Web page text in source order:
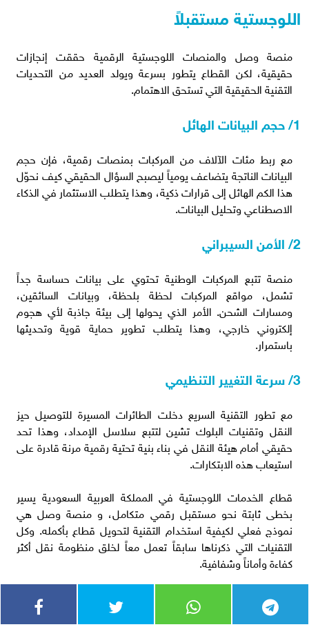
اللوجستية مستقبلاً
منصة وصل والمنصات اللوجستية الرقمية حققت إنجازات
حقيقية، لكن القطاع يتطور بسرعة ويولد العديد من التحديات
التقنية الحقيقية التي تستحق الاهتمام.
1/ حجم البيانات الهائل
مع ربط مئات الآلاف من المركبات بمنصات رقمية، فإن حجم
البيانات الناتجة يتضاعف يومياً ليصبح السؤال الحقيقي كيف نحوّل
هذا الكم الهائل إلى قرارات ذكية، وهذا يتطلب الاستثمار في الذكاء
الاصطناعي وتحليل البيانات.
2/ الأمن السيبراني
منصة تتبع المركبات الوطنية تحتوي على بيانات حساسة جداً
تشمل، مواقع المركبات لحظة بلحظة، وبيانات السائقين،
ومسارات الشحن. الأمر الذي يحولها إلى بيئة جاذبة لأي هجوم
إلكتروني خارجي، وهذا يتطلب تطوير حماية قوية وتحديثها
باستمرار.
3/ سرعة التغيير التنظيمي
مع تطور التقنية السريع دخلت الطائرات المسيرة للتوصيل حيز
النقل وتقنيات البلوك تشين لتتبع سلاسل الإمداد، وهذا تحد
حقيقي أمام هيئة النقل في بناء بنية تحتية رقمية مرنة قادرة على
استيعاب هذه الابتكارات.
قطاع الخدمات اللوجستية في المملكة العربية السعودية يسير
بخطى ثابتة نحو مستقبل رقمي متكامل، و منصة وصل هي
نموذج فعلي لكيفية استخدام التقنية لتحويل قطاع بأكمله. وكل
التقنيات التي ذكرناها سابقاً تعمل معاً لخلق منظومة نقل أكثر
كفاءة وأماناً وشفافية.